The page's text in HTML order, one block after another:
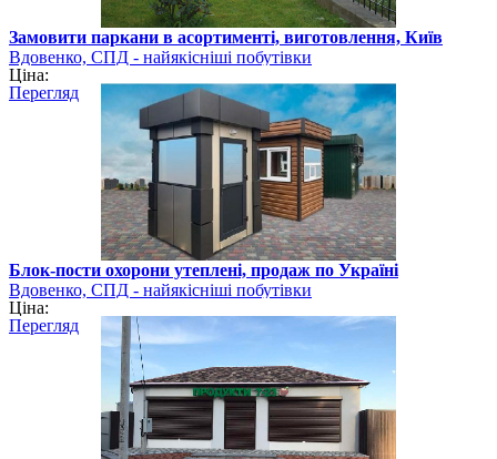
Замовити паркани в асортименті, виготовлення, Київ
Вдовенко, СПД - найякісніші побутівки
Ціна:
Перегляд
Блок-пости охорони утеплені, продаж по Україні
Вдовенко, СПД - найякісніші побутівки
Ціна:
Перегляд